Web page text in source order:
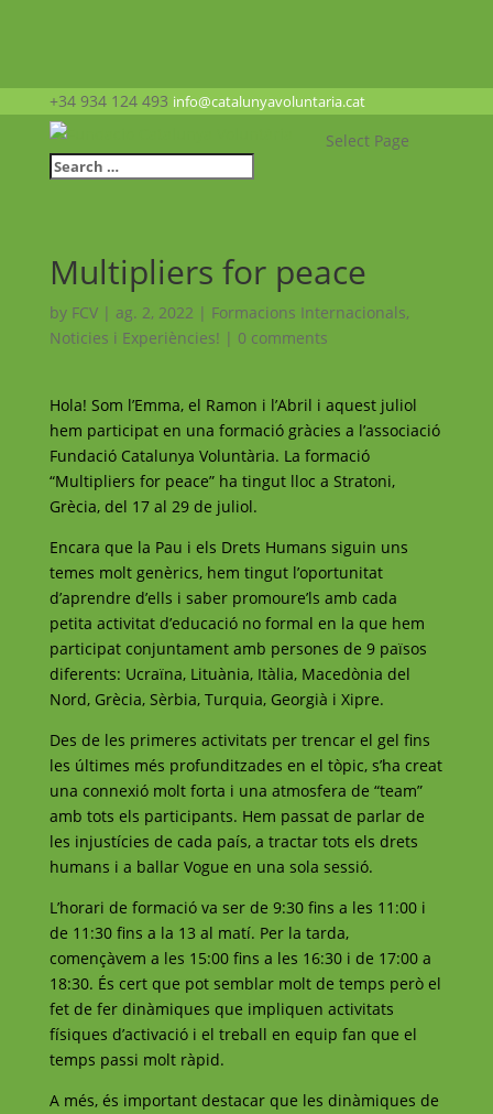
+34 934 124 493 info@catalunyavoluntaria.cat
Select Page
Multipliers for peace
by FCV| ag. 2, 2022 | Formacions Internacionals,
Noticies i Experiències! | 0 comments
Hola! Som l’Emma, el Ramon i l’Abril i aquest juliol
hem participat en una formació gràcies a l’associació
Fundació Catalunya Voluntària. La formació
“Multipliers for peace” ha tingut lloc a Stratoni,
Grècia, del 17 al 29 de juliol.
Encara que la Pau i els Drets Humans siguin uns
temes molt genèrics, hem tingut l’oportunitat
d’aprendre d’ells i saber promoure’ls amb cada
petita activitat d’educació no formal en la que hem
participat conjuntament amb persones de 9 països
diferents: Ucraïna, Lituània, Itàlia, Macedònia del
Nord, Grècia, Sèrbia, Turquia, Georgià i Xipre.
Des de les primeres activitats per trencar el gel fins
les últimes més profunditzades en el tòpic, s’ha creat
una connexió molt forta i una atmosfera de “team”
amb tots els participants. Hem passat de parlar de
les injustícies de cada país, a tractar tots els drets
humans i a ballar Vogue en una sola sessió.
L’horari de formació va ser de 9:30 fins a les 11:00 i
de 11:30 fins a la 13 al matí. Per la tarda,
començàvem a les 15:00 fins a les 16:30 i de 17:00 a
18:30. És cert que pot semblar molt de temps però el
fet de fer dinàmiques que impliquen activitats
físiques d’activació i el treball en equip fan que el
temps passi molt ràpid.
A més, és important destacar que les dinàmiques de